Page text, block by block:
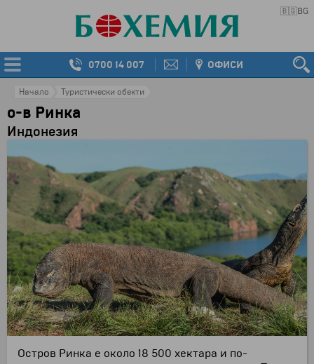
🇧🇬BG
0700 14 007 ОФИСИ
Начало Туристически обекти
о-в Ринка
Индонезия
Остров Ринка е около 18 500 хектара и по-